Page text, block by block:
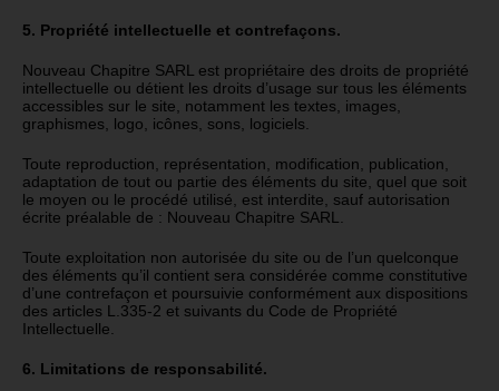
5. Propriété intellectuelle et contrefaçons.
Nouveau Chapitre SARL est propriétaire des droits de propriété
intellectuelle ou détient les droits d’usage sur tous les éléments
accessibles sur le site, notamment les textes, images,
graphismes, logo, icônes, sons, logiciels.
Toute reproduction, représentation, modification, publication,
adaptation de tout ou partie des éléments du site, quel que soit
le moyen ou le procédé utilisé, est interdite, sauf autorisation
écrite préalable de : Nouveau Chapitre SARL.
Toute exploitation non autorisée du site ou de l’un quelconque
des éléments qu’il contient sera considérée comme constitutive
d’une contrefaçon et poursuivie conformément aux dispositions
des articles L.335-2 et suivants du Code de Propriété
Intellectuelle.
6. Limitations de responsabilité.